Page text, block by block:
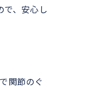
で、安心し
関節のぐ